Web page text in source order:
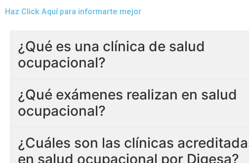
Haz Click Aquí para informarte mejor
¿Qué es una clínica de salud
ocupacional?
¿Qué exámenes realizan en salud
ocupacional?
¿Cuáles son las clínicas
en salud ocupacional por Digesa?